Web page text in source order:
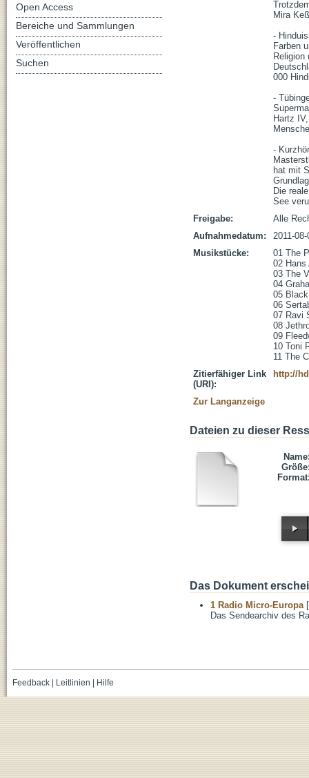
Mira
-
Farben
000
-
Hartz
-
hat mit
Die
See
Freigabe:
Alle
Aufnahmedatum:
2011-08-
Musikstücke:
01 The
02 Hans
03 The
04
05
06
07 Ravi
08
09
10 Toni
11 The
Zitierfähiger Link
(URI):
http://
Zur Langanzeige
Dateien zu dieser
Das Dokument
1 Radio Micro-Europa
Das Sendearchiv des
Open Access
Bereiche und Sammlungen
Veröffentlichen
Suchen
Feedback| Leitlinien Hilfe